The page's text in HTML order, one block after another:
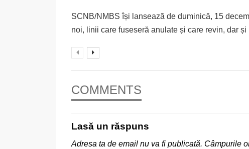
SCNB/NMBS își lansează de duminică, 15
noi, linii care fuseseră anulate și care revin, dar și
COMMENTS
Lasă un răspuns
Adresa ta de email nu va fi publicată. Câmpurile